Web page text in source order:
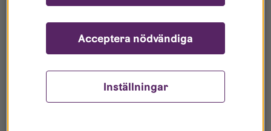
Inställningar
Acceptera nödvändiga